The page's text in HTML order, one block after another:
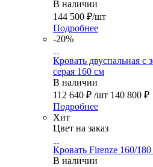
В наличии
144 500 ₽/шт
Подробнее
-20%
Кровать двуспальная с
серая 160 см
В наличии
112 640 ₽ /шт 140 800 ₽
Подробнее
Хит
Цвет на заказ
Кровать Firenze 160/
В наличии